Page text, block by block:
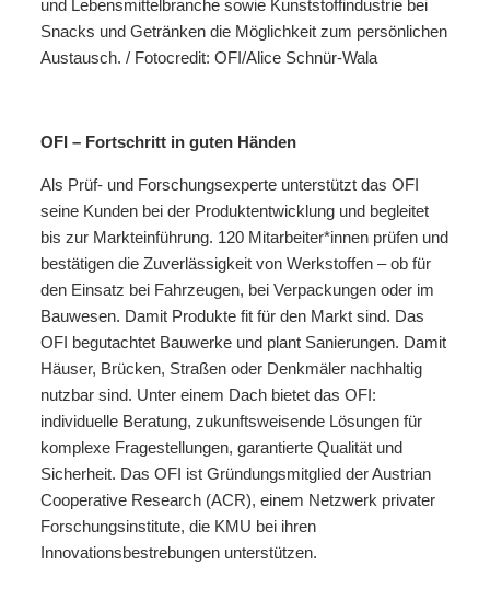
und Lebensmittelbranche sowie Kunststoffindustrie bei
Snacks und Getränken die Möglichkeit zum persönlichen
Austausch. / Fotocredit: OFI/Alice Schnür-Wala
OFI – Fortschritt in guten Händen
Als Prüf- und Forschungsexperte unterstützt das OFI
seine Kunden bei der Produktentwicklung und begleitet
bis zur Markteinführung. 120 Mitarbeiter*innen prüfen und
bestätigen die Zuverlässigkeit von Werkstoffen – ob für
den Einsatz bei Fahrzeugen, bei Verpackungen oder im
Bauwesen. Damit Produkte fit für den Markt sind. Das
OFI begutachtet Bauwerke und plant Sanierungen. Damit
Häuser, Brücken, Straßen oder Denkmäler nachhaltig
nutzbar sind. Unter einem Dach bietet das OFI:
individuelle Beratung, zukunftsweisende Lösungen für
komplexe Fragestellungen, garantierte Qualität und
Sicherheit. Das OFI ist Gründungsmitglied der Austrian
Cooperative Research (ACR), einem Netzwerk privater
Forschungsinstitute, die KMU bei ihren
Innovationsbestrebungen unterstützen.